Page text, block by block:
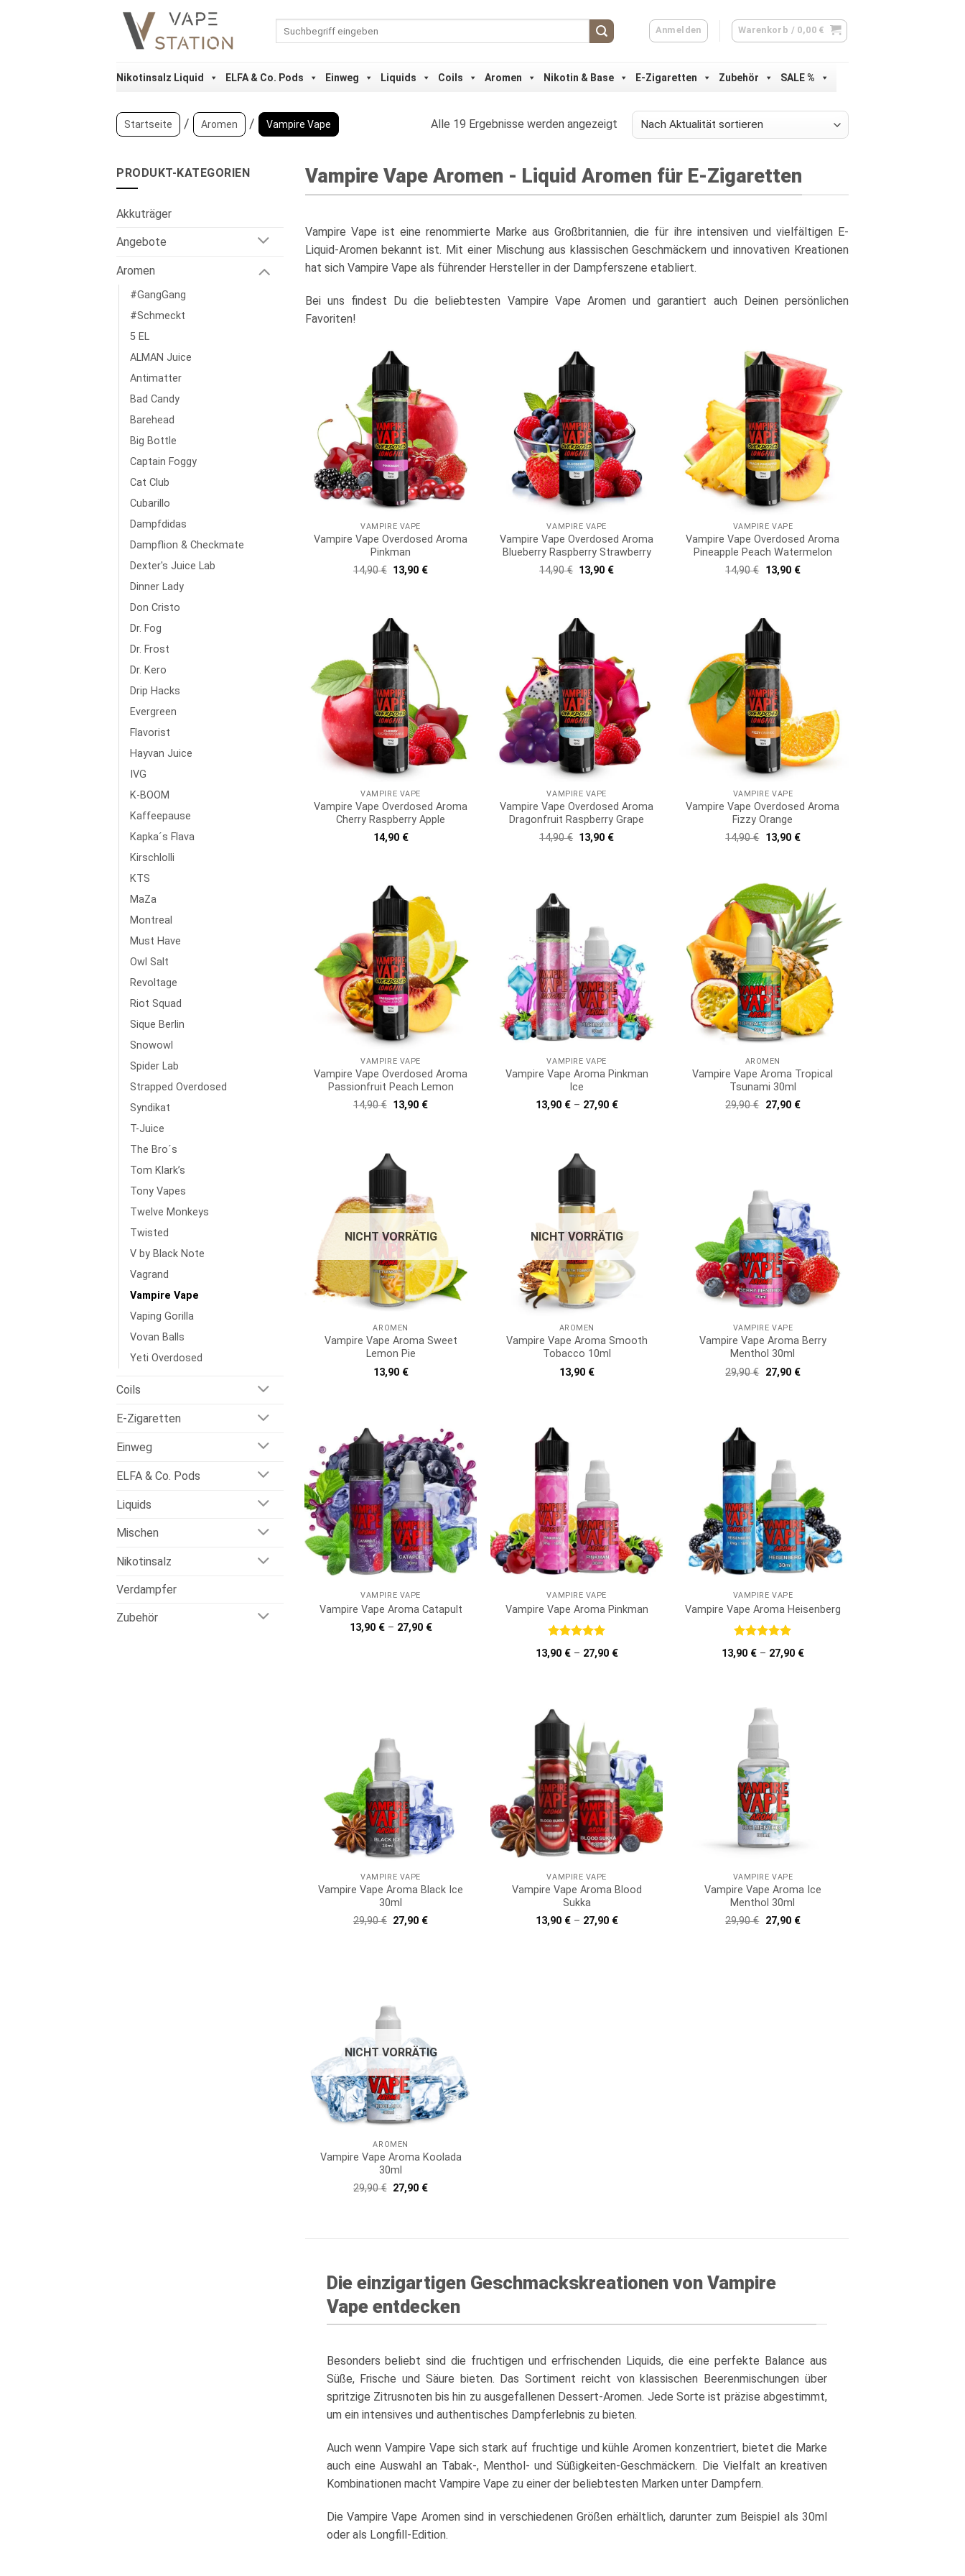
Anmelden Warenkorb / 0,00 €
Nikotinsalz Liquid ELFA & Co. Pods Einweg Liquids Coils Aromen Nikotin & Base E-Zigaretten Zubehör SALE %
Startseite / Aromen / Vampire Vape Alle 19 Ergebnisse werden angezeigtNach
Aktualität
PRODUKT-KATEGORIEN
Akkuträger
Angebote
Aromen
#GangGang
#Schmeckt
5 EL
ALMAN Juice
Antimatter
Bad Candy
Barehead
Big Bottle
Captain Foggy
Cat Club
Cubarillo
Dampfdidas
Dampflion & Checkmate
Dexter's Juice Lab
Dinner Lady
Don Cristo
Dr. Fog
Dr. Frost
Dr. Kero
Drip Hacks
Evergreen
Flavorist
Hayvan Juice
IVG
K-BOOM
Kaffeepause
Kapka´s Flava
Kirschlolli
KTS
MaZa
Montreal
Must Have
Owl Salt
Revoltage
Riot Squad
Sique Berlin
Snowowl
Spider Lab
Strapped Overdosed
Syndikat
T-Juice
The Bro´s
Tom Klark’s
Tony Vapes
Twelve Monkeys
Twisted
V by Black Note
Vagrand
Vampire Vape
Vaping Gorilla
Vovan Balls
Yeti Overdosed
Coils
E-Zigaretten
Einweg
ELFA & Co. Pods
Liquids
Mischen
Nikotinsalz
Verdampfer
Zubehör
Vampire Vape Aromen - Liquid Aromen für E-Zigaretten
Vampire Vape ist eine renommierte Marke aus Großbritannien, die für ihre intensiven und vielfältigen E-
Liquid-Aromen bekannt ist. Mit einer Mischung aus klassischen Geschmäckern und innovativen Kreationen
hat sich Vampire Vape als führender Hersteller in der Dampferszene etabliert.
Bei uns findest Du die beliebtesten Vampire Vape Aromen und garantiert auch Deinen persönlichen
Favoriten!
VAMPIRE VAPE
Vampire Vape Overdosed Aroma
Pinkman
14,90€ Ursprünglicher
Preis
13,90 €Aktueller
VAMPIRE VAPE
Vampire Vape Overdosed Aroma
Blueberry Raspberry Strawberry
14,90€ Ursprünglicher
Preis
13,90 €Aktueller
VAMPIRE VAPE
Vampire Vape Overdosed Aroma
Pineapple Peach Watermelon
14,90€ Ursprünglicher
Preis
13,90 €Aktueller
VAMPIRE VAPE
Vampire Vape Overdosed Aroma
Cherry Raspberry Apple
14,90 €
VAMPIRE VAPE
Vampire Vape Overdosed Aroma
Dragonfruit Raspberry Grape
14,90€ Ursprünglicher
Preis
13,90 €Aktueller
VAMPIRE VAPE
Vampire Vape Overdosed Aroma
Fizzy Orange
14,90€ Ursprünglicher
Preis
13,90 €Aktueller
VAMPIRE VAPE
Vampire Vape Overdosed Aroma
Passionfruit Peach Lemon
14,90€ Ursprünglicher
Preis
13,90 €Aktueller
VAMPIRE VAPE
Vampire Vape Aroma Pinkman
Ice
13,90 €– 27,90 €
AROMEN
Vampire Vape Aroma Tropical
Tsunami 30ml
29,90€ Ursprünglicher
Preis
27,90 €Aktueller
NICHT VORRÄTIG
AROMEN
Vampire Vape Aroma Sweet
Lemon Pie
13,90 €
NICHT VORRÄTIG
AROMEN
Vampire Vape Aroma Smooth
Tobacco 10ml
13,90 €
VAMPIRE VAPE
Vampire Vape Aroma Berry
Menthol 30ml
29,90€ Ursprünglicher
Preis
27,90 €Aktueller
VAMPIRE VAPE
Vampire Vape Aroma Catapult
13,90 €– 27,90 €
VAMPIRE VAPE
Vampire Vape Aroma Pinkman
Bewertet
mit5
von
13,90 €– 27,90 €
VAMPIRE VAPE
Vampire Vape Aroma Heisenberg
Bewertet
mit5
von
13,90 €– 27,90 €
VAMPIRE VAPE
Vampire Vape Aroma Black Ice
30ml
29,90€ Ursprünglicher
Preis
27,90 €Aktueller
VAMPIRE VAPE
Vampire Vape Aroma Blood
Sukka
13,90 €– 27,90 €
VAMPIRE VAPE
Vampire Vape Aroma Ice
Menthol 30ml
29,90€ Ursprünglicher
Preis
27,90 €Aktueller
NICHT VORRÄTIG
AROMEN
Vampire Vape Aroma Koolada
30ml
29,90€ Ursprünglicher
Preis
27,90 €Aktueller
Die einzigartigen Geschmackskreationen von Vampire
Vape entdecken
Besonders beliebt sind die fruchtigen und erfrischenden Liquids, die eine perfekte Balance aus
Süße, Frische und Säure bieten. Das Sortiment reicht von klassischen Beerenmischungen über
spritzige Zitrusnoten bis hin zu ausgefallenen Dessert-Aromen. Jede Sorte ist präzise abgestimmt,
um ein intensives und authentisches Dampferlebnis zu bieten.
Auch wenn Vampire Vape sich stark auf fruchtige und kühle Aromen konzentriert, bietet die Marke
auch eine Auswahl an Tabak-, Menthol- und Süßigkeiten-Geschmäckern. Die Vielfalt an kreativen
Kombinationen macht Vampire Vape zu einer der beliebtesten Marken unter Dampfern.
Die Vampire Vape Aromen sind in verschiedenen Größen erhältlich, darunter zum Beispiel als 30ml
oder als Longfill-Edition.